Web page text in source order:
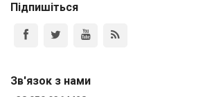
Підпишіться
Зв'язок з нами